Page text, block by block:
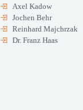
Axel Kadow
Jochen Behr
Reinhard Majchrzak
Dr. Franz Haas